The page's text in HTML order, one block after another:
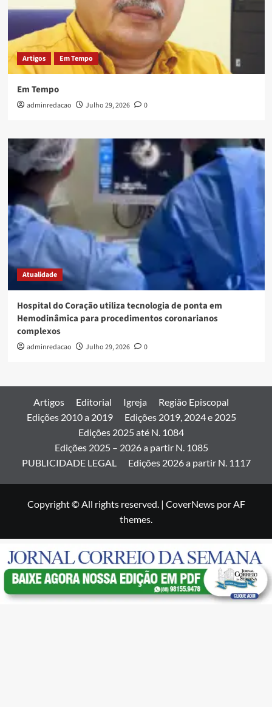
Artigos Em Tempo
Em Tempo
adminredacao Julho 29, 2026 0
Atualidade
Hospital do Coração utiliza tecnologia de ponta em
Hemodinâmica para procedimentos coronarianos
complexos
adminredacao Julho 29, 2026 0
Artigos Editorial Igreja
Região Episcopal
Edições 2010 a 2019
Edições 2019, 2024 e 2025
Edições 2025 até N. 1084
Edições 2025 – 2026 a partir N. 1085
PUBLICIDADE LEGAL
Edições 2026 a partir N. 1117
Copyright © All rights reserved. | CoverNewspor AF
themes.